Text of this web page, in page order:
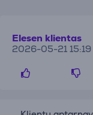
Elesen klientas
2026-05-21 15:19